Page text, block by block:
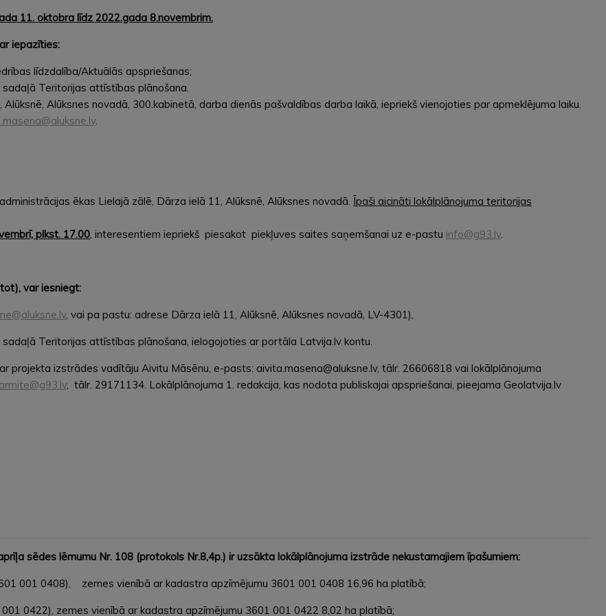
11. oktobra līdz 2022.gada 8.novembrim.
iepazīties:
līdzdalība/Aktuālās apspriešanas;
sadaļā Teritorijas attīstības plānošana.
Alūksnes novadā, 300.kabinetā, darba dienās pašvaldības darba laikā, iepriekš vienojoties par apmeklējuma laiku.
.
ēkas Lielajā zālē, Dārza ielā 11, Alūksnē, Alūksnes novadā. Īpaši aicināti lokālplānojuma teritorijas
plkst. 17.00, interesentiem iepriekš piesakot piekļuves saites saņemšanai uz e-pastu info@g93.lv.
var iesniegt:
, vai pa pastu: adrese Dārza ielā 11, Alūksnē, Alūksnes novadā, LV-4301),
sadaļā Teritorijas attīstības plānošana, ielogojoties ar portāla Latvija.lv kontu.
projekta izstrādes vadītāju Aivitu Māsēnu, e-pasts: aivita.masena@aluksne.lv, tālr. 26606818 vai lokālplānojuma
, tālr. 29171134. Lokālplānojuma 1. redakcija, kas nodota publiskajai apspriešanai, pieejama Geolatvija.lv
sēdes lēmumu Nr. 108 (protokols Nr.8,4p.) ir uzsākta lokālplānojuma izstrāde nekustamajiem īpašumiem:
001 0408), zemes vienībā ar kadastra apzīmējumu 3601 001 0408 16,96 ha platībā;
0422), zemes vienībā ar kadastra apzīmējumu 3601 001 0422 8,02 ha platībā;